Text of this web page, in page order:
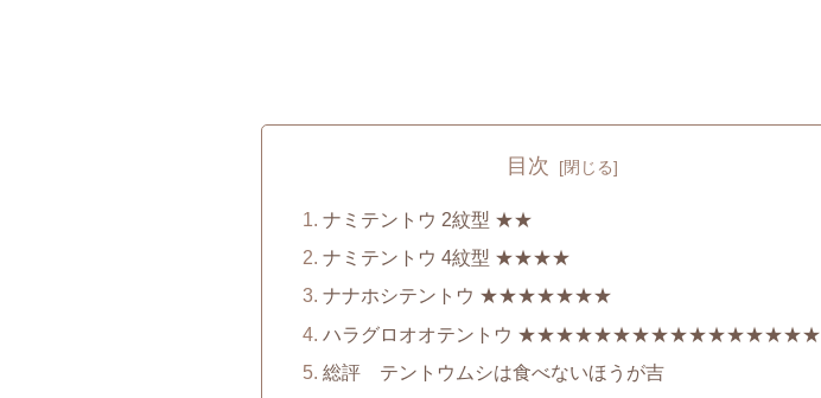
目次
ナミテントウ 2紋型 ★★
ナミテントウ 4紋型 ★★★★
ナナホシテントウ ★★★★★★★
ハラグロオオテントウ ★★★★★★★★★★★★★★★★
総評 テントウムシは食べないほうが吉